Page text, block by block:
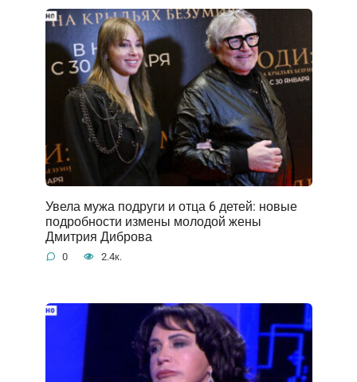
Увела мужа подруги и отца 6 детей: новые
подробности измены молодой жены
Дмитрия Диброва
0 2.4к.